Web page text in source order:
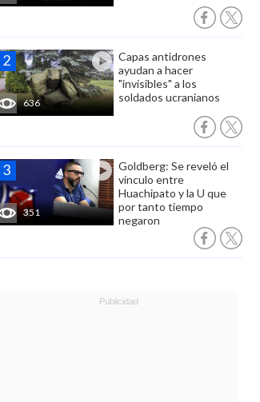
636
Capas antidrones
ayudan a hacer
"invisibles" a los
soldados ucranianos
351
Goldberg: Se reveló el
vínculo entre
Huachipato y la U que
por tanto tiempo
negaron